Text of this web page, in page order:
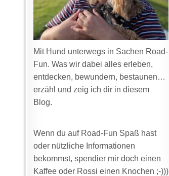
Mit Hund unterwegs in Sachen Road-
Fun. Was wir dabei alles erleben,
entdecken, bewundern, bestaunen…
erzähl und zeig ich dir in diesem
Blog.
Wenn du auf Road-Fun Spaß hast
oder nützliche Informationen
bekommst, spendier mir doch einen
Kaffee oder Rossi einen Knochen ;-)))